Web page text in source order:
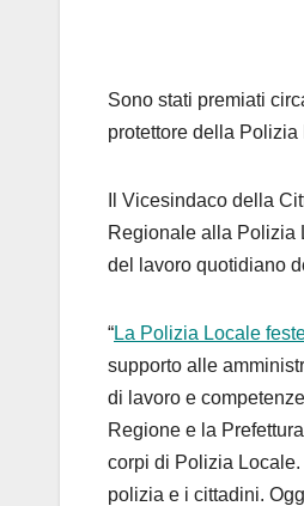
Sono stati premiati
protettore della
Il Vicesindaco della
Regionale alla Polizia
del lavoro quotidiano
“La Polizia Locale
supporto alle
di lavoro e
Regione e la
corpi di Polizia
polizia e i cittadini.